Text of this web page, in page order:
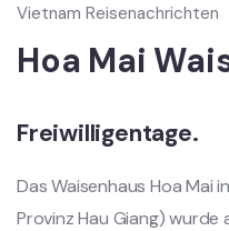
Vietnam Reisenachrichten
Hoa Mai
Freiwilligentage.
Das Waisenhaus Hoa Mai in
Provinz Hau Giang) wurde